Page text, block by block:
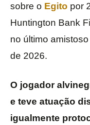
sobre o Egito por
Huntington Bank
no último
de 2026.
O jogador
e teve atuação
igualmente